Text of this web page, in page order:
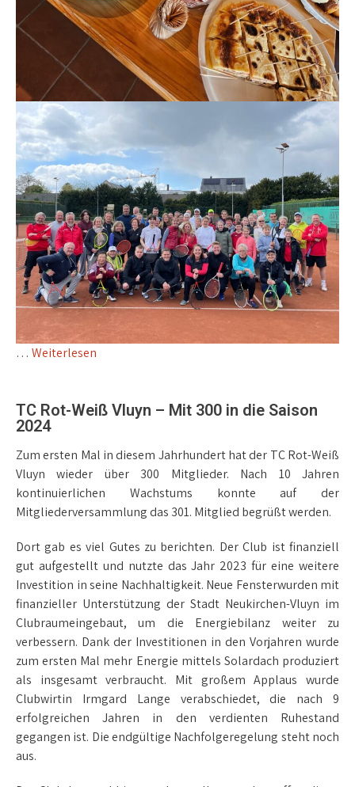
… Weiterlesen
TC Rot-Weiß Vluyn – Mit 300 in die Saison
2024
Zum ersten Mal in diesem Jahrhundert hat der TC Rot-Weiß
Vluyn wieder über 300 Mitglieder. Nach 10 Jahren
kontinuierlichen Wachstums konnte auf der
Mitgliederversammlung das 301. Mitglied begrüßt werden.
Dort gab es viel Gutes zu berichten. Der Club ist finanziell
gut aufgestellt und nutzte das Jahr 2023 für eine weitere
Investition in seine Nachhaltigkeit. Neue Fensterwurden mit
finanzieller Unterstützung der Stadt Neukirchen-Vluyn im
Clubraumeingebaut, um die Energiebilanz weiter zu
verbessern. Dank der Investitionen in den Vorjahren wurde
zum ersten Mal mehr Energie mittels Solardach produziert
als insgesamt verbraucht. Mit großem Applaus wurde
Clubwirtin Irmgard Lange verabschiedet, die nach 9
erfolgreichen Jahren in den verdienten Ruhestand
gegangen ist. Die endgültige Nachfolgeregelung steht noch
aus.